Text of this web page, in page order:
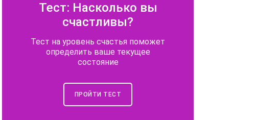
Тест: Насколько вы
счастливы?
Тест на уровень счастья поможет
определить ваше текущее
состояние
ПРОЙТИ ТЕСТ